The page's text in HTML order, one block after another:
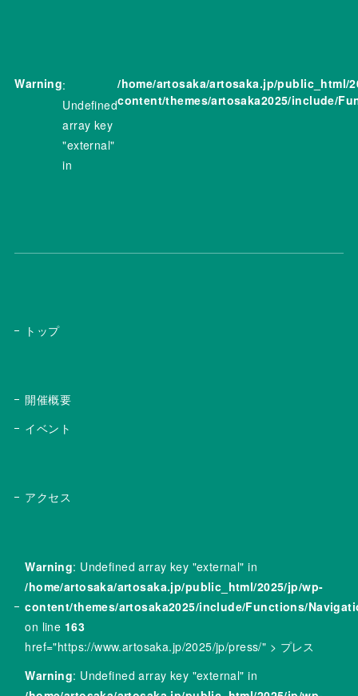
Warning:
Undefined
array key
"external"
in
/home/artosaka/artosaka.jp/public_html/
content/themes/artosaka2025/include/
トップ
開催概要
イベント
アクセス
Warning: Undefined array key "external" in
/home/artosaka/artosaka.jp/public_html/2025/jp/wp-
content/themes/artosaka2025/include/Functions/
on line 163
href="https://www.artosaka.jp/2025/jp/press/" > プレス
Warning: Undefined array key "external" in